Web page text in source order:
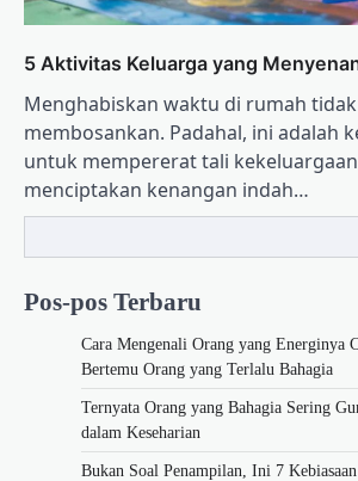
5 Aktivitas Keluarga yang
Menghabiskan waktu di rumah
membosankan. Padahal, ini adalah
untuk mempererat tali
menciptakan kenangan indah…
Pos-pos Terbaru
Cara Mengenali Orang yang Energinya
Bertemu Orang yang Terlalu Bahagia
Ternyata Orang yang Bahagia Sering
dalam Keseharian
Bukan Soal Penampilan, Ini 7